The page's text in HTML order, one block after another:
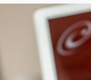
Ekonomi
Forum
Gerçeğin İzinde